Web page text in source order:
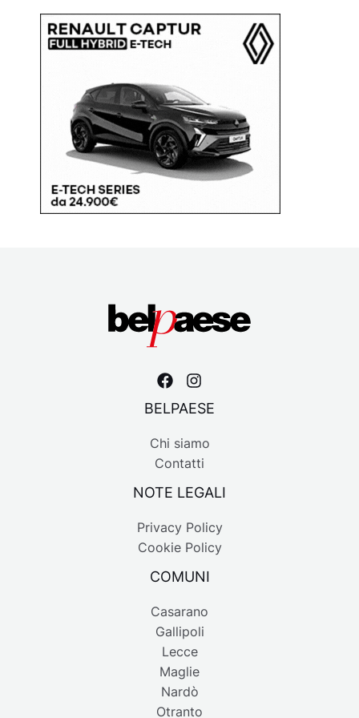
BELPAESE
Chi siamo
Contatti
NOTE LEGALI
Privacy Policy
Cookie Policy
COMUNI
Casarano
Gallipoli
Lecce
Maglie
Nardò
Otranto